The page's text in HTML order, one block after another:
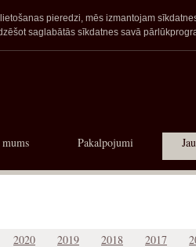
pieredzi, mēs izmantojam
saglabātās sīkdatnes savā
Pakalpojumi
2020 2019 2018 2017